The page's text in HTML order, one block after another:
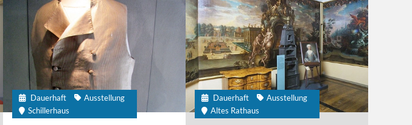
Dauerhaft
Ausstellung
Schillerhaus
Dauerhaft
Ausstellung
Altes Rathaus